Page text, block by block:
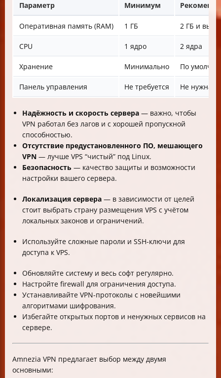
Параметр Минимум
Оперативная память (RAM) 1 ГБ 2 ГБ и выше
CPU 1 ядро 2 ядра
Хранение Минимально По
Панель управления Не требуется Не нужна
Надёжность и скорость сервера — важно, чтобы
VPN работал без лагов и с хорошей пропускной
способностью.
Отсутствие предустановленного ПО, мешающего
VPN — лучше VPS “чистый” под Linux.
Безопасность — качество защиты и возможности
настройки вашего сервера.
Локализация сервера — в зависимости от целей
стоит выбрать страну размещения VPS с учётом
локальных законов и ограничений.
Используйте сложные пароли и SSH-ключи для
доступа к VPS.
Обновляйте систему и весь софт регулярно.
Настройте firewall для ограничения доступа.
Устанавливайте VPN-протоколы с новейшими
алгоритмами шифрования.
Избегайте открытых портов и ненужных сервисов на
сервере.
Amnezia VPN предлагает выбор между двумя
основными: